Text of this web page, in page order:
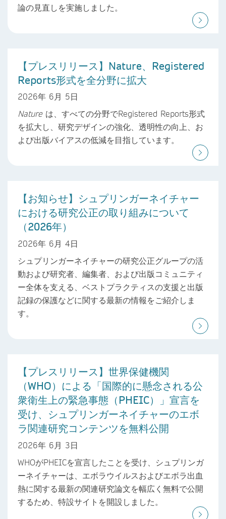
論の見直しを実施しました。
【プレスリリース】Nature、Registered
Reports形式を全分野に拡大
2026年 6月 5日
Natureは、すべての分野でRegistered Reports形式
を拡大し、研究デザインの強化、透明性の向上、お
よび出版バイアスの低減を目指しています。
【お知らせ】シュプリンガーネイチャー
における研究公正の取り組みについて
（2026年）
2026年 6月 4日
シュプリンガーネイチャーの研究公正グループの活
動および研究者、編集者、および出版コミュニティ
ー全体を支える、ベストプラクティスの支援と出版
記録の保護などに関する最新の情報をご紹介しま
す。
【プレスリリース】世界保健機関
（WHO）による「国際的に懸念される公
衆衛生上の緊急事態（PHEIC）」宣言を
受け、シュプリンガーネイチャーのエボ
ラ関連研究コンテンツを無料公開
2026年 6月 3日
WHOがPHEICを宣言したことを受け、シュプリンガ
ーネイチャーは、エボラウイルスおよびエボラ出血
熱に関する最新の関連研究論文を幅広く無料で公開
するため、特設サイトを開設しました。